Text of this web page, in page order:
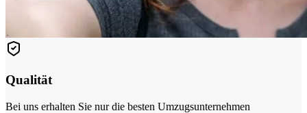
Qualität
Bei uns erhalten Sie nur die besten Umzugsunternehmen